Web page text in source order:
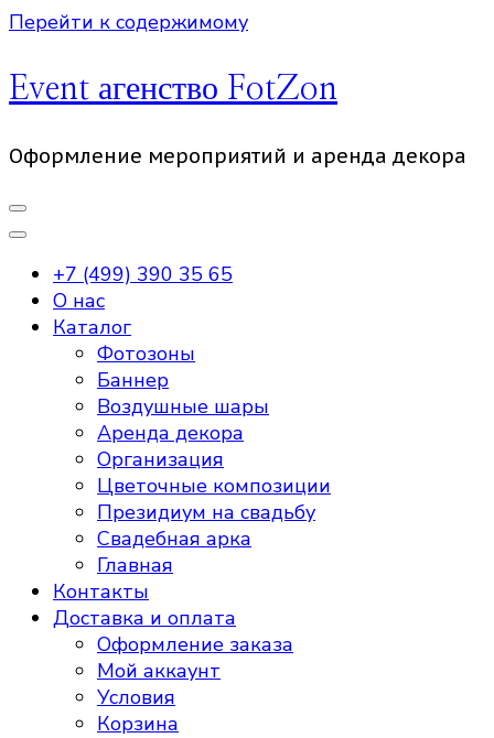
Перейти к содержимому
Event агенство FotZon
Оформление мероприятий и аренда декора
+7 (499) 390 35 65
О нас
Каталог
Фотозоны
Баннер
Воздушные шары
Аренда декора
Организация
Цветочные композиции
Президиум на свадьбу
Свадебная арка
Главная
Контакты
Доставка и оплата
Оформление заказа
Мой аккаунт
Условия
Корзина